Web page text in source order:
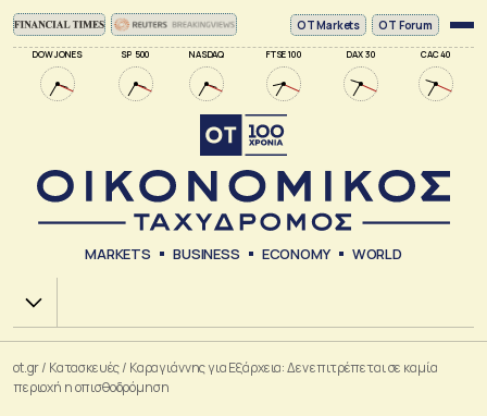
DOW JONES SP 500 NASDAQ FTSE 100 DAX 30 CAC 40
ΟΤ Markets OT Forum
MARKETS BUSINESS ECONOMY WORLD
Χ.Α.
ot.gr/ Κατασκευές/ Καραγιάννης για Εξάρχεια: Δεν επιτρέπεται σε καμία
περιοχή η οπισθοδρόμηση